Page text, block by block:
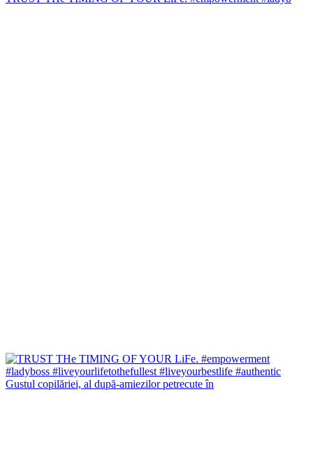
Gustul copilăriei, al după-amiezilor petrecute în